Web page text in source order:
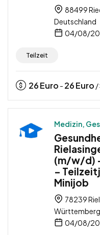
88499
Deutschland
04/08/
Teilzeit
26Euro - 26Euro /
Medizin,
(m/w/d)
–
Minijob
78239
04/08/